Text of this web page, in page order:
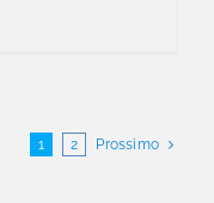
1 2 Prossimo